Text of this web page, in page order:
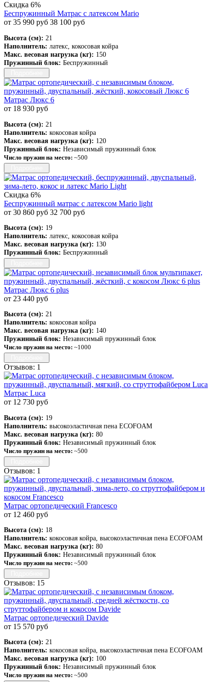
Скидка 6%
Беспружинный Матрас с латексом Mario
от 35 990 руб 38 100 руб
Высота (см): 21
Наполнитель: латекс, кокосовая койра
Макс. весовая нагрузка (кг): 150
Пружинный блок: Беспружинный
Матрас Люкс 6
от 18 930 руб
Высота (см): 21
Наполнитель: кокосовая койра
Макс. весовая нагрузка (кг): 120
Пружинный блок: Независимый пружинный блок
Число пружин на место: ~500
Скидка 6%
Беспружинный матрас с латексом Mario light
от 30 860 руб 32 700 руб
Высота (см): 19
Наполнитель: латекс, кокосовая койра
Макс. весовая нагрузка (кг): 130
Пружинный блок: Беспружинный
Матрас Люкс 6 plus
от 23 440 руб
Высота (см): 21
Наполнитель: кокосовая койра
Макс. весовая нагрузка (кг): 140
Пружинный блок: Независимый пружинный блок
Число пружин на место: ~1000
Отзывов: 1
Матрас Luca
от 12 730 руб
Высота (см): 19
Наполнитель: высокоэластичная пена ECOFOAM
Макс. весовая нагрузка (кг): 80
Пружинный блок: Независимый пружинный блок
Число пружин на место: ~500
Отзывов: 1
Матрас ортопедический Francesco
от 12 460 руб
Высота (см): 18
Наполнитель: кокосовая койра, высокоэластичная пена ECOFOAM
Макс. весовая нагрузка (кг): 80
Пружинный блок: Независимый пружинный блок
Число пружин на место: ~500
Отзывов: 15
Матрас ортопедический Davide
от 15 570 руб
Высота (см): 21
Наполнитель: кокосовая койра, высокоэластичная пена ECOFOAM
Макс. весовая нагрузка (кг): 100
Пружинный блок: Независимый пружинный блок
Число пружин на место: ~500